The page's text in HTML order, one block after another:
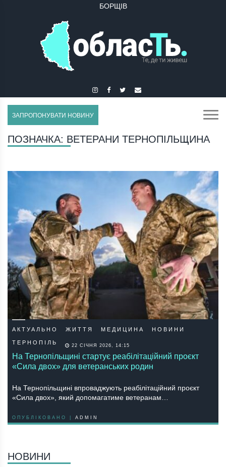
БОРЩІВ
ЗАПРОПОНУВАТИ НОВИНУ
ПОЗНАЧКА: ВЕТЕРАНИ ТЕРНОПІЛЬЩИНА
АКТУАЛЬНО ЖИТТЯ МЕДИЦИНА НОВИНИ
ТЕРНОПІЛЬ 22 СІЧНЯ 2026, 14:15
На Тернопільщині стартує реабілітаційний проєкт
«Сила двох» для ветеранських родин
На Тернопільщині впроваджують реабілітаційний проєкт
«Сила двох», який допомагатиме ветеранам…
ОПУБЛІКОВАНО | ADMIN
НОВИНИ